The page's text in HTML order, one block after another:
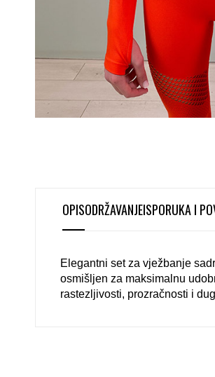
OPISODRŽAVANJEISPORUKA I
Elegantni set za vježbanje
osmišljen za maksimalnu
rastezljivosti, prozračnosti i